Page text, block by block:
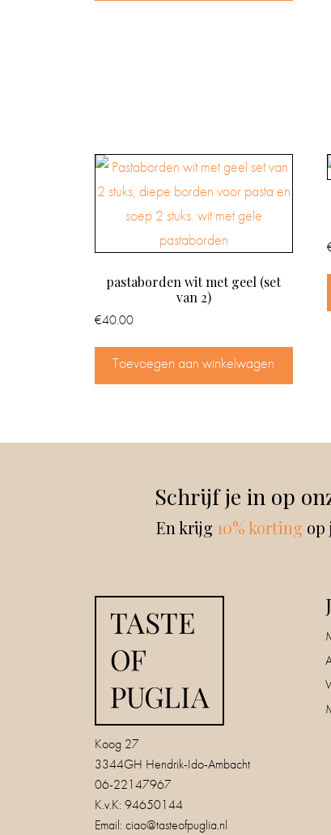
pastaborden wit met geel (set
van 2)
€40.00
Toevoegen aan winkelwagen
Schrijf je in op
En krijg 10% korting op
Koog 27
3344GH Hendrik-Ido-Ambacht
06-22147967
K.v.K: 94650144
Email: ciao@tasteofpuglia.nl